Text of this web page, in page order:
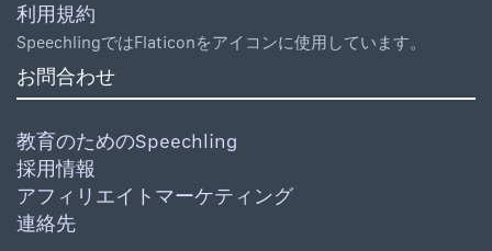
利用規約
SpeechlingではFlaticonをアイコンに使用しています。
お問合わせ
教育のためのSpeechling
採用情報
アフィリエイトマーケティング
連絡先